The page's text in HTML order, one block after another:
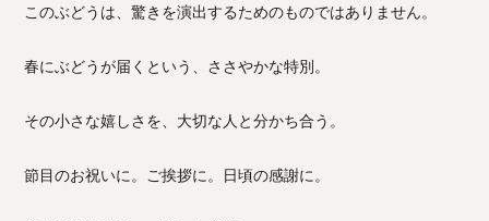
このぶどうは、驚きを演出するためのものではありません。
春にぶどうが届くという、ささやかな特別。
その小さな嬉しさを、大切な人と分かち合う。
節目のお祝いに。ご挨拶に。日頃の感謝に。